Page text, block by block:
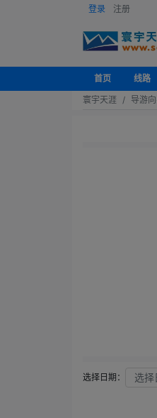
登录 注册
首页 线路
寰宇天涯
导游
选择日期：